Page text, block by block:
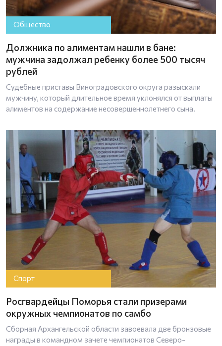
Общество
Должника по алиментам нашли в бане:
мужчина задолжал ребенку более 500 тысяч
рублей
Судебные приставы Виноградовского округа разыскали
мужчину, который длительное время уклонялся от выплаты
алиментов на содержание несовершеннолетнего сына.
Спорт
Росгвардейцы Поморья стали призерами
окружных чемпионатов по самбо
Сборная Архангельской области завоевала две бронзовые
награды в командном зачете чемпионатов Северо-